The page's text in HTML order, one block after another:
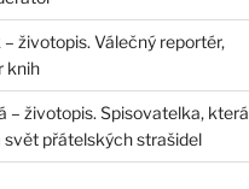
životopis. Válečný reportér,
knih
– životopis. Spisovatelka, která
přátelských strašidel